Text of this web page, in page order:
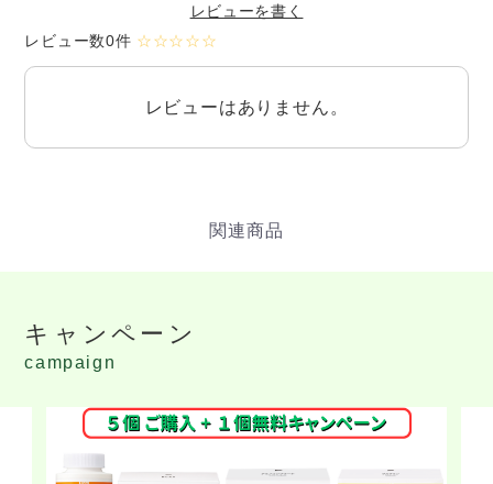
レビューを書く
レビュー数0件 ☆☆☆☆☆
レビューはありません。
キャンペーン
campaign